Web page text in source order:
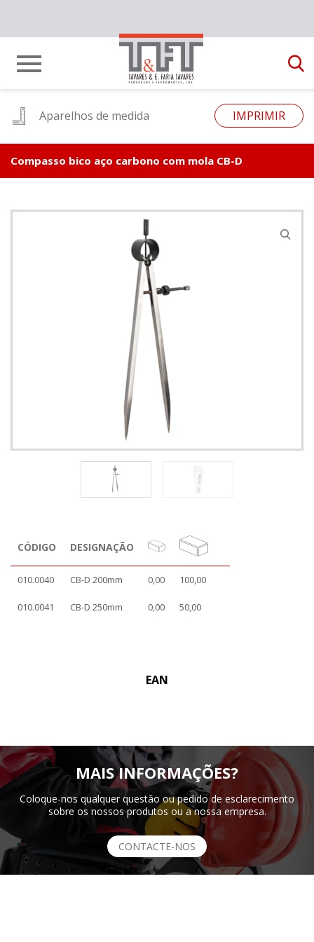
Aparelhos de medida IMPRIMIR
Compasso bico aço carbono com mola CB-D
CÓDIGO DESIGNAÇÃO
010.0040 CB-D 200mm 0,00 100,00
010.0041 CB-D 250mm 0,00 50,00
EAN
MAIS INFORMAÇÕES?
Coloque-nos qualquer questão ou pedido de esclarecimento
sobre os nossos produtos ou a nossa empresa.
CONTACTE-NOS